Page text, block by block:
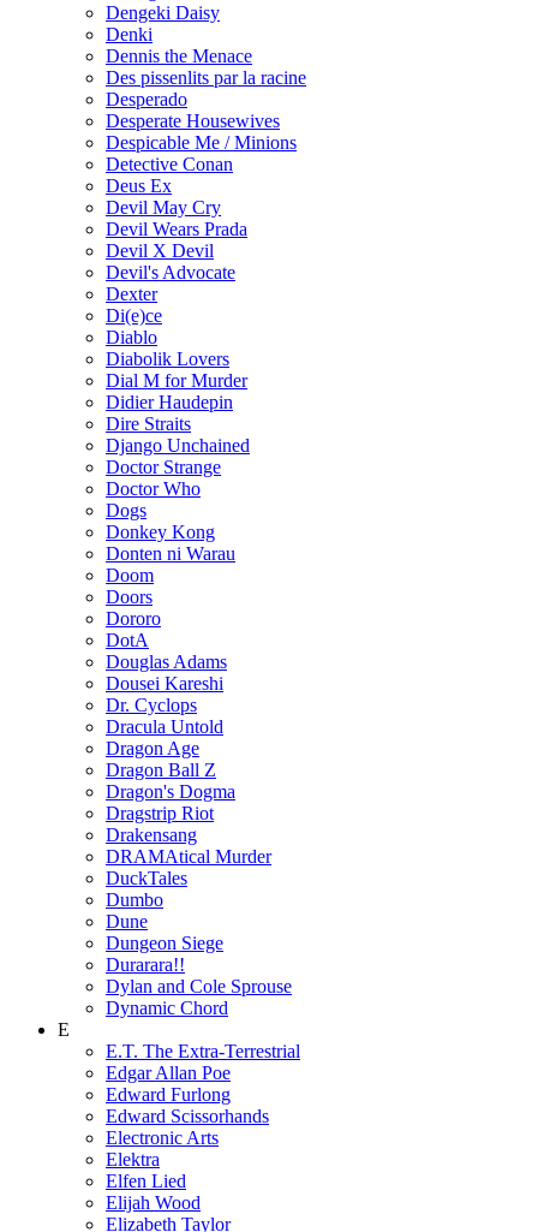
Dengeki Daisy
Denki
Dennis the Menace
Des pissenlits par la racine
Desperado
Desperate Housewives
Despicable Me / Minions
Detective Conan
Deus Ex
Devil May Cry
Devil Wears Prada
Devil X Devil
Devil's Advocate
Dexter
Di(e)ce
Diablo
Diabolik Lovers
Dial M for Murder
Didier Haudepin
Dire Straits
Django Unchained
Doctor Strange
Doctor Who
Dogs
Donkey Kong
Donten ni Warau
Doom
Doors
Dororo
DotA
Douglas Adams
Dousei Kareshi
Dr. Cyclops
Dracula Untold
Dragon Age
Dragon Ball Z
Dragon's Dogma
Dragstrip Riot
Drakensang
DRAMAtical Murder
DuckTales
Dumbo
Dune
Dungeon Siege
Durarara!!
Dylan and Cole Sprouse
Dynamic Chord
E
E.T. The Extra-Terrestrial
Edgar Allan Poe
Edward Furlong
Edward Scissorhands
Electronic Arts
Elektra
Elfen Lied
Elijah Wood
Elizabeth Taylor